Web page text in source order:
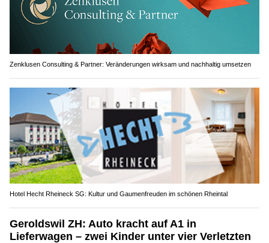
Zenklusen Consulting & Partner: Veränderungen wirksam und nachhaltig umsetzen
Hotel Hecht Rheineck SG: Kultur und Gaumenfreuden im schönen Rheintal
Geroldswil ZH: Auto kracht auf A1 in
Lieferwagen – zwei Kinder unter vier Verletzten